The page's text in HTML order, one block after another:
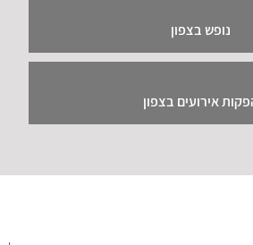
נופש בצפון
אירועים בצפון